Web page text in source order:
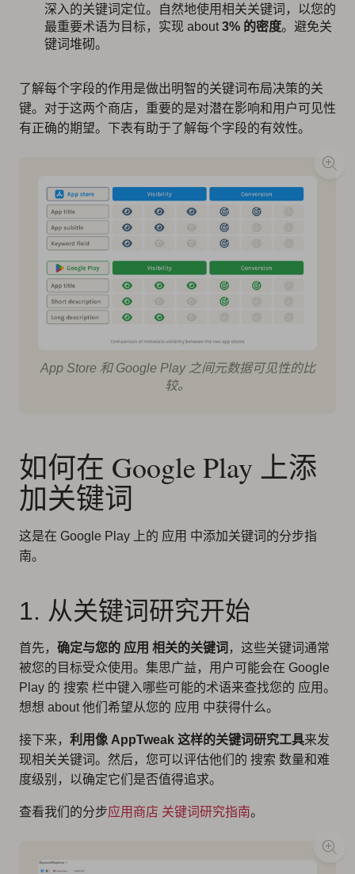
深入的关键词定位。自然地使用相关关键词，以您的
最重要术语为目标，实现 about3% 的密度。避免关
键词堆砌。
了解每个字段的作用是做出明智的关键词布局决策的关
键。对于这两个商店，重要的是对潜在影响和用户可见性
有正确的期望。下表有助于了解每个字段的有效性。
App Store 和 Google Play 之间元数据可见性的比
较。
如何在 Google Play 上添
加关键词
这是在 Google Play 上的 应用 中添加关键词的分步指
南。
1. 从关键词研究开始
首先， 确定与您的 应用 相关的关键词 ，这些关键词通常
被您的目标受众使用。集思广益，用户可能会在 Google
Play 的 搜索 栏中键入哪些可能的术语来查找您的 应用。
想想 about 他们希望从您的 应用 中获得什么。
接下来， 利用像 AppTweak 这样的关键词研究工具来发
现相关关键词。然后，您可以评估他们的 搜索 数量和难
度级别，以确定它们是否值得追求。
查看我们的分步应用商店 关键词研究指南。